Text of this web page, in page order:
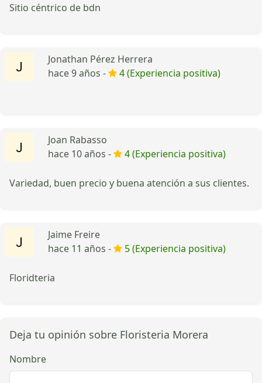
Sitio céntrico de bdn
Jonathan Pérez Herrera
hace 9 años -
4 (Experiencia positiva)
Joan Rabasso
hace 10 años -
4 (Experiencia positiva)
Variedad, buen precio y buena atención a sus clientes.
Jaime Freire
hace 11 años -
5 (Experiencia positiva)
Floridteria
Deja tu opinión sobre Floristeria Morera
Nombre